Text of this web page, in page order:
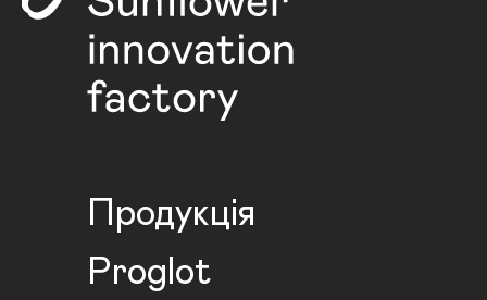
Продукція
Proglot